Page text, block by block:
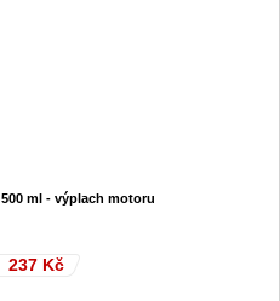
ml - výplach motoru
237 Kč